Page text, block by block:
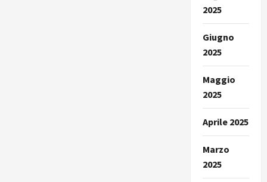
2025
Giugno
2025
Maggio
2025
Aprile 2025
Marzo
2025